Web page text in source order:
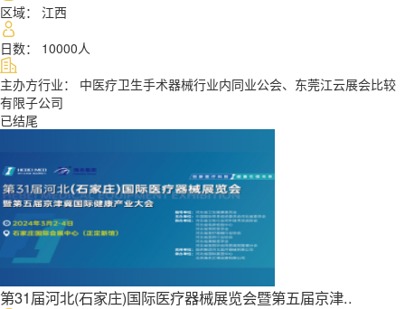
区域： 江西
日数： 10000人
主办方行业： 中医疗卫生手术器械行业内同业公会、东莞江云展会比较
有限子公司
第31届河北(石家庄)国际医疗器械展览会暨第五届京津..